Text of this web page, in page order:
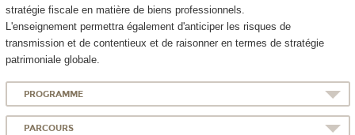
stratégie fiscale en matière de biens professionnels.
L'enseignement permettra également d'anticiper les risques de
transmission et de contentieux et de raisonner en termes de stratégie
patrimoniale globale.
PROGRAMME
PARCOURS